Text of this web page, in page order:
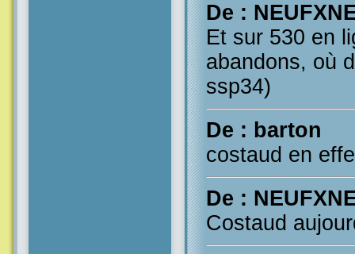
De :
Et sur 530 en
abandons, où
ssp34)
De : barton
costaud en
De :
Costaud